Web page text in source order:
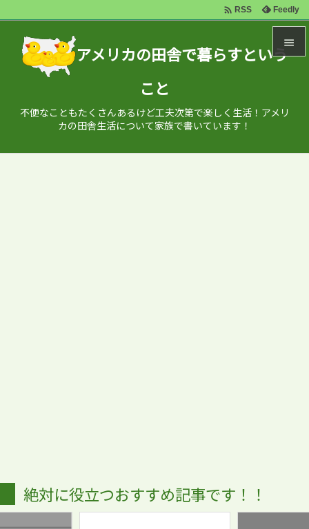


 RSS Feedly
アメリカの田舎で暮らすという
こと
不便なこともたくさんあるけど工夫次第で楽しく生活！アメリ
カの田舎生活について家族で書いています！
絶対に役立つおすすめ記事です！！